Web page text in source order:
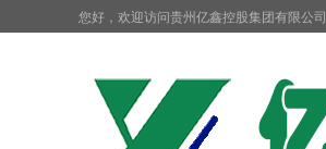
您好，欢迎访问贵州亿鑫控股集团有限公司